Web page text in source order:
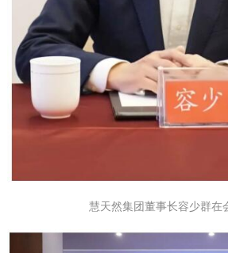
慧天然集团董事长容少群在